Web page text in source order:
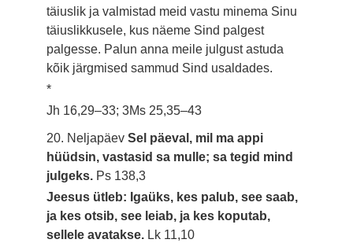
täiuslik ja valmistad meid vastu minema Sinu
täiuslikkusele, kus näeme Sind palgest
palgesse. Palun anna meile julgust astuda
kõik järgmised sammud Sind usaldades.
*
Jh 16,29–33; 3Ms 25,35–43
20. NeljapäevSel päeval, mil ma appi
hüüdsin, vastasid sa mulle; sa tegid mind
julgeks. Ps 138,3
Jeesus ütleb: Igaüks, kes palub, see saab,
ja kes otsib, see leiab, ja kes koputab,
sellele avatakse. Lk 11,10